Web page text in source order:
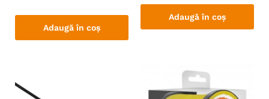
Adaugă în coș
Adaugă în coș